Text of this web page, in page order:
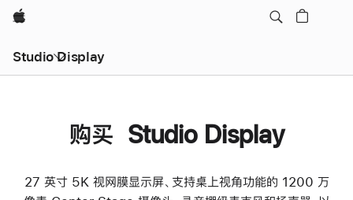
Apple
Studio Display
购买 Studio Display
27 英寸 5K 视网膜显示屏、支持桌上视角功能的 1200 万